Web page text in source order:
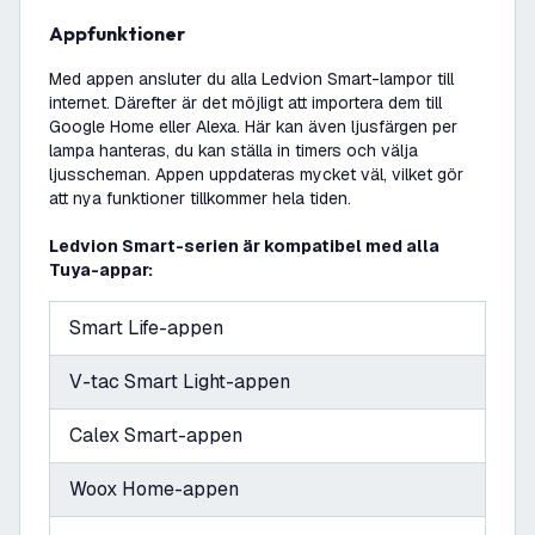
Appfunktioner
Med appen ansluter du alla Ledvion Smart-lampor till
internet. Därefter är det möjligt att importera dem till
Google Home eller Alexa. Här kan även ljusfärgen per
lampa hanteras, du kan ställa in timers och välja
ljusscheman. Appen uppdateras mycket väl, vilket gör
att nya funktioner tillkommer hela tiden.
Ledvion Smart-serien är kompatibel med alla
Tuya-appar:
Smart Life-appen
V-tac Smart Light-appen
Calex Smart-appen
Woox Home-appen